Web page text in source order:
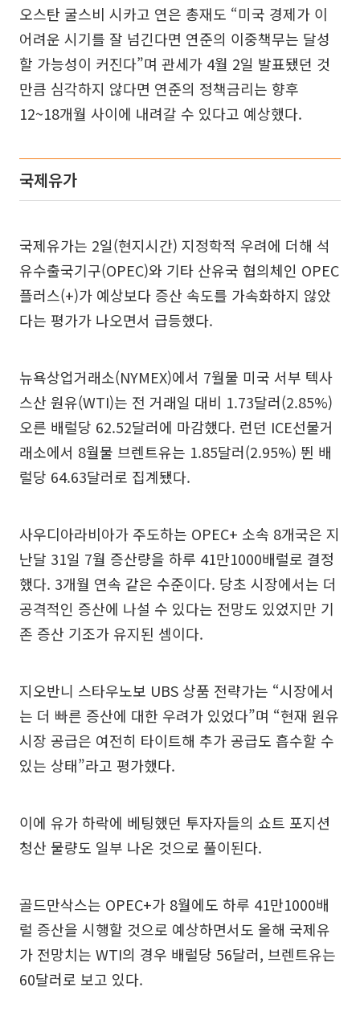
오스탄 굴스비 시카고 연은 총재도 “미국 경제가 이
어려운 시기를 잘 넘긴다면 연준의 이중책무는 달성
할 가능성이 커진다”며 관세가 4월 2일 발표됐던 것
만큼 심각하지 않다면 연준의 정책금리는 향후
12~18개월 사이에 내려갈 수 있다고 예상했다.
국제유가
국제유가는 2일(현지시간) 지정학적 우려에 더해 석
유수출국기구(OPEC)와 기타 산유국 협의체인 OPEC
플러스(+)가 예상보다 증산 속도를 가속화하지 않았
다는 평가가 나오면서 급등했다.
뉴욕상업거래소(NYMEX)에서 7월물 미국 서부 텍사
스산 원유(WTI)는 전 거래일 대비 1.73달러(2.85%)
오른 배럴당 62.52달러에 마감했다. 런던 ICE선물거
래소에서 8월물 브렌트유는 1.85달러(2.95%) 뛴 배
럴당 64.63달러로 집계됐다.
사우디아라비아가 주도하는 OPEC+ 소속 8개국은 지
난달 31일 7월 증산량을 하루 41만1000배럴로 결정
했다. 3개월 연속 같은 수준이다. 당초 시장에서는 더
공격적인 증산에 나설 수 있다는 전망도 있었지만 기
존 증산 기조가 유지된 셈이다.
지오반니 스타우노보 UBS 상품 전략가는 “시장에서
는 더 빠른 증산에 대한 우려가 있었다”며 “현재 원유
시장 공급은 여전히 타이트해 추가 공급도 흡수할 수
있는 상태”라고 평가했다.
이에 유가 하락에 베팅했던 투자자들의 쇼트 포지션
청산 물량도 일부 나온 것으로 풀이된다.
골드만삭스는 OPEC+가 8월에도 하루 41만1000배
럴 증산을 시행할 것으로 예상하면서도 올해 국제유
가 전망치는 WTI의 경우 배럴당 56달러, 브렌트유는
60달러로 보고 있다.